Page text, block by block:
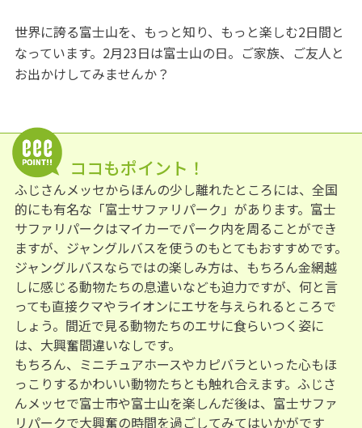
世界に誇る富士山を、もっと知り、もっと楽しむ2日間と
なっています。2月23日は富士山の日。ご家族、ご友人と
お出かけしてみませんか？
ココもポイント！
ふじさんメッセからほんの少し離れたところには、全国
的にも有名な「富士サファリパーク」があります。富士
サファリパークはマイカーでパーク内を周ることができ
ますが、ジャングルバスを使うのもとてもおすすめです。
ジャングルバスならではの楽しみ方は、もちろん金網越
しに感じる動物たちの息遣いなども迫力ですが、何と言
っても直接クマやライオンにエサを与えられるところで
しょう。間近で見る動物たちのエサに食らいつく姿に
は、大興奮間違いなしです。
もちろん、ミニチュアホースやカピバラといった心もほ
っこりするかわいい動物たちとも触れ合えます。ふじさ
んメッセで富士市や富士山を楽しんだ後は、富士サファ
リパークで大興奮の時間を過ごしてみてはいかがです